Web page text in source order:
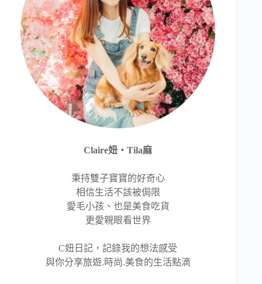
Claire妞‧Tila麻
秉持雙子寶寶的好奇心
相信生活不該被侷限
愛毛小孩、也是美食吃貨
更愛親眼看世界
C妞日記，記錄我的想法感受
與你分享旅遊.時尚.美食的生活點滴